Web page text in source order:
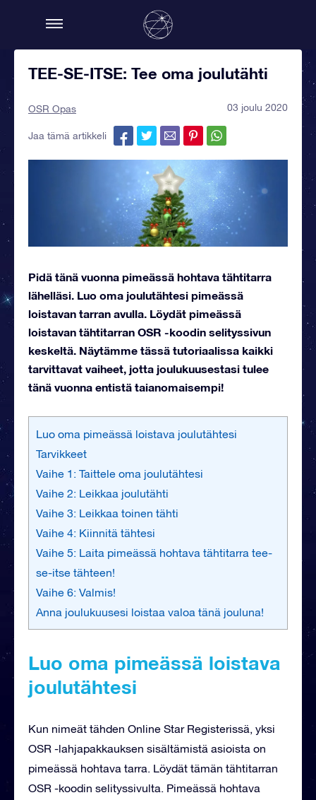
TEE-SE-ITSE: Tee oma joulutähti
OSR Opas 03 joulu 2020
Jaa tämä artikkeli
Pidä tänä vuonna pimeässä hohtava tähtitarra
lähelläsi. Luo oma joulutähtesi pimeässä
loistavan tarran avulla. Löydät pimeässä
loistavan tähtitarran OSR -koodin selityssivun
keskeltä. Näytämme tässä tutoriaalissa kaikki
tarvittavat vaiheet, jotta joulukuusestasi tulee
tänä vuonna entistä taianomaisempi!
Luo oma pimeässä loistava joulutähtesi
Tarvikkeet
Vaihe 1: Taittele oma joulutähtesi
Vaihe 2: Leikkaa joulutähti
Vaihe 3: Leikkaa toinen tähti
Vaihe 4: Kiinnitä tähtesi
Vaihe 5: Laita pimeässä hohtava tähtitarra tee-
se-itse tähteen!
Vaihe 6: Valmis!
Anna joulukuusesi loistaa valoa tänä jouluna!
Luo oma pimeässä loistava
joulutähtesi
Kun nimeät tähden Online Star Registerissä, yksi
OSR -lahjapakkauksen sisältämistä asioista on
pimeässä hohtava tarra. Löydät tämän tähtitarran
OSR -koodin selityssivulta. Pimeässä hohtava